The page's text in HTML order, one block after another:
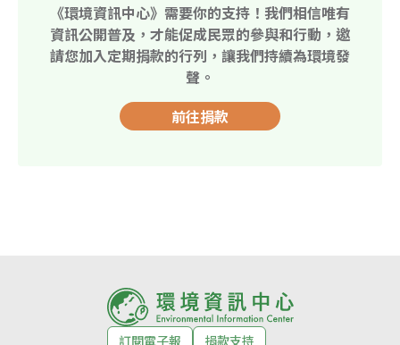
《環境資訊中心》需要你的支持！我們相信唯有
資訊公開普及，才能促成民眾的參與和行動，邀
請您加入定期捐款的行列，讓我們持續為環境發
聲。
前往捐款
訂閱電子報
捐款支持